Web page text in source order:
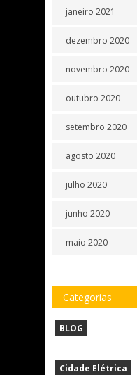
janeiro 2021
dezembro 2020
novembro 2020
outubro 2020
setembro 2020
agosto 2020
julho 2020
junho 2020
maio 2020
Categorias
BLOG
Cidade Elétrica